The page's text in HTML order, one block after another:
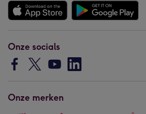
Onze socials
Onze merken